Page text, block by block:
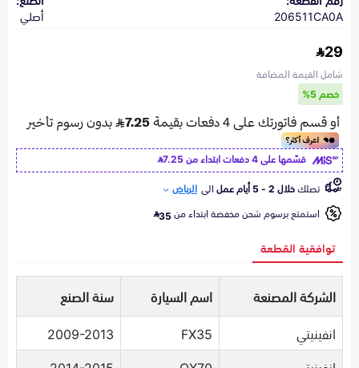
206511CA0A أصلي
29
شامل القيمة المضافة
خصم 5%
قسّمها على 4 دفعات ابتداء من
7.25
تصلكخلال 2 - 5 أيام عمل الى الرياض
استمتع برسوم شحن مخفضة ابتداء من35
توافقية القطعة
الشركة المصنعة اسم السيارة
سنة الصنع
انفينيتي
FX35
2009-2013